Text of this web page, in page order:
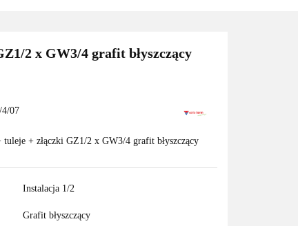
2 x GW3/4 grafit błyszczący
07
tuleje + złączki GZ1/2 x GW3/4 grafit błyszczący
Instalacja 1/2
Grafit błyszczący